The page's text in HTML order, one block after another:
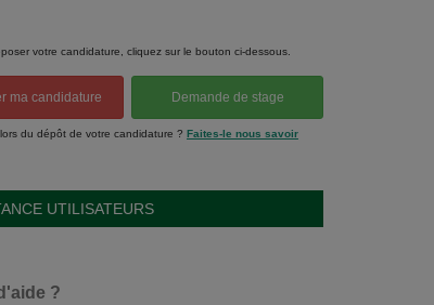
votre candidature, cliquez sur le bouton ci-dessous.
ma candidature Demande de stage
du dépôt de votre candidature ? Faites-le nous savoir
UTILISATEURS
?